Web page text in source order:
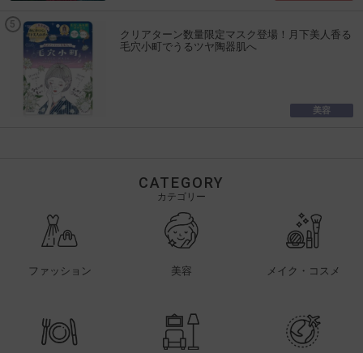
クリアターン数量限定マスク登場！月下美人香る
毛穴小町でうるツヤ陶器肌へ
美容
CATEGORY
カテゴリー
ファッション 美容 メイク・コスメ